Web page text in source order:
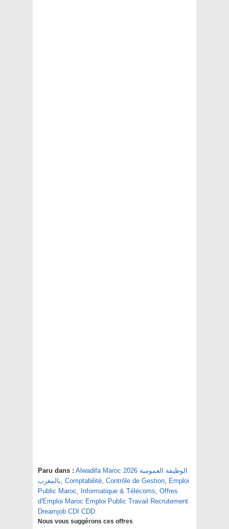
Paru dans : Alwadifa Maroc 2026 الوظيفة العمومية
بالمغرب, Comptabilité, Contrôle de Gestion, Emploi
Public Maroc, Informatique & Télécoms, Offres
d'Emploi Maroc Emploi Public Travail Recrutement
Dreamjob CDI CDD
Nous vous suggérons ces offres